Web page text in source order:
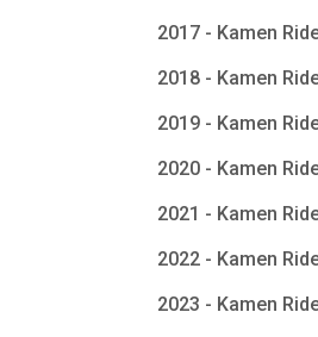
2017 - Kamen
2018 - Kamen
2019 - Kamen
2020 - Kamen
2021 - Kamen
2022 - Kamen
2023 - Kamen